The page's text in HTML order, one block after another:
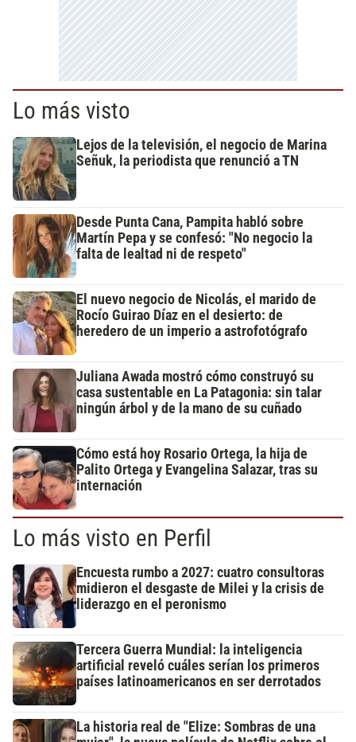
Lo más visto
Lejos de la televisión, el negocio de Marina
Señuk, la periodista que renunció a TN
Desde Punta Cana, Pampita habló sobre
Martín Pepa y se confesó: "No negocio la
falta de lealtad ni de respeto"
El nuevo negocio de Nicolás, el marido de
Rocío Guirao Díaz en el desierto: de
heredero de un imperio a astrofotógrafo
Juliana Awada mostró cómo construyó su
casa sustentable en La Patagonia: sin talar
ningún árbol y de la mano de su cuñado
Cómo está hoy Rosario Ortega, la hija de
Palito Ortega y Evangelina Salazar, tras su
internación
Lo más visto en Perfil
Encuesta rumbo a 2027: cuatro consultoras
midieron el desgaste de Milei y la crisis de
liderazgo en el peronismo
Tercera Guerra Mundial: la inteligencia
artificial reveló cuáles serían los primeros
países latinoamericanos en ser derrotados
La historia real de "Elize: Sombras de una